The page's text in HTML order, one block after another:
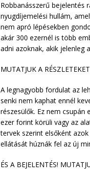
Robbanásszerű bejelentés
nyugdíjemelési hullám,
nem apró lépésekben
akár 300 ezernél is több
adni azoknak, akik jelenleg
MUTATJUK A
A legnagyobb fordulat az
senki nem kaphat ennél
részesülők. Ez nem csupán
ezer forint körüli vagy az
tervek szerint elsőként
ellátását húznák fel az új
ÉS A BEJELENTÉS!